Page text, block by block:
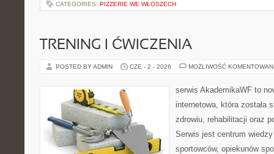
CATEGORIES: PIZZERIE WE WŁOSZECH
TRENING I ĆWICZENIA
POSTED BY ADMIN CZE - 2 - 2026 MOŻLIWOŚĆ
serwis AkademikaWF to
internetowa, która została
zdrowiu, rehabilitacji oraz
Serwis jest centrum
sportowców, opiekunów